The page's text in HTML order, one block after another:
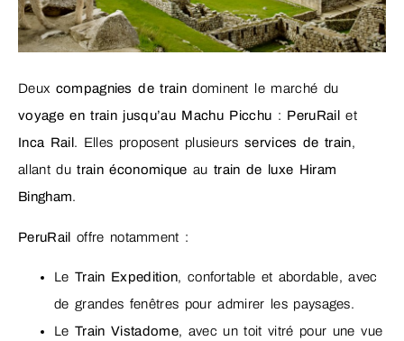
Deux compagnies de traindominent le marché du
voyage en train jusqu’au Machu Picchu : PeruRail et
Inca Rail. Elles proposent plusieursservices de train,
allant dutrain économique autrain de luxe Hiram
Bingham.
PeruRail offre notamment :
LeTrain Expedition, confortable et abordable, avec
de grandes fenêtres pour admirer les paysages.
LeTrain Vistadome, avec un toit vitré pour une vue